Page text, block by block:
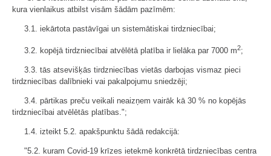
kura vienlaikus atbilst visām šādām pazīmēm:
3.1. iekārtota pastāvīgai un sistemātiskai tirdzniecībai;
3.2. kopējā tirdzniecībai atvēlētā platība ir lielāka par 7000 m2;
3.3. tās atsevišķās tirdzniecības vietās darbojas vismaz pieci
tirdzniecības dalībnieki vai pakalpojumu sniedzēji;
3.4. pārtikas preču veikali neaizņem vairāk kā 30 % no kopējās
tirdzniecībai atvēlētās platības.";
1.4. izteikt 5.2. apakšpunktu šādā redakcijā:
"5.2. kuram Covid-19 krīzes ietekmē konkrētā tirdzniecības centra